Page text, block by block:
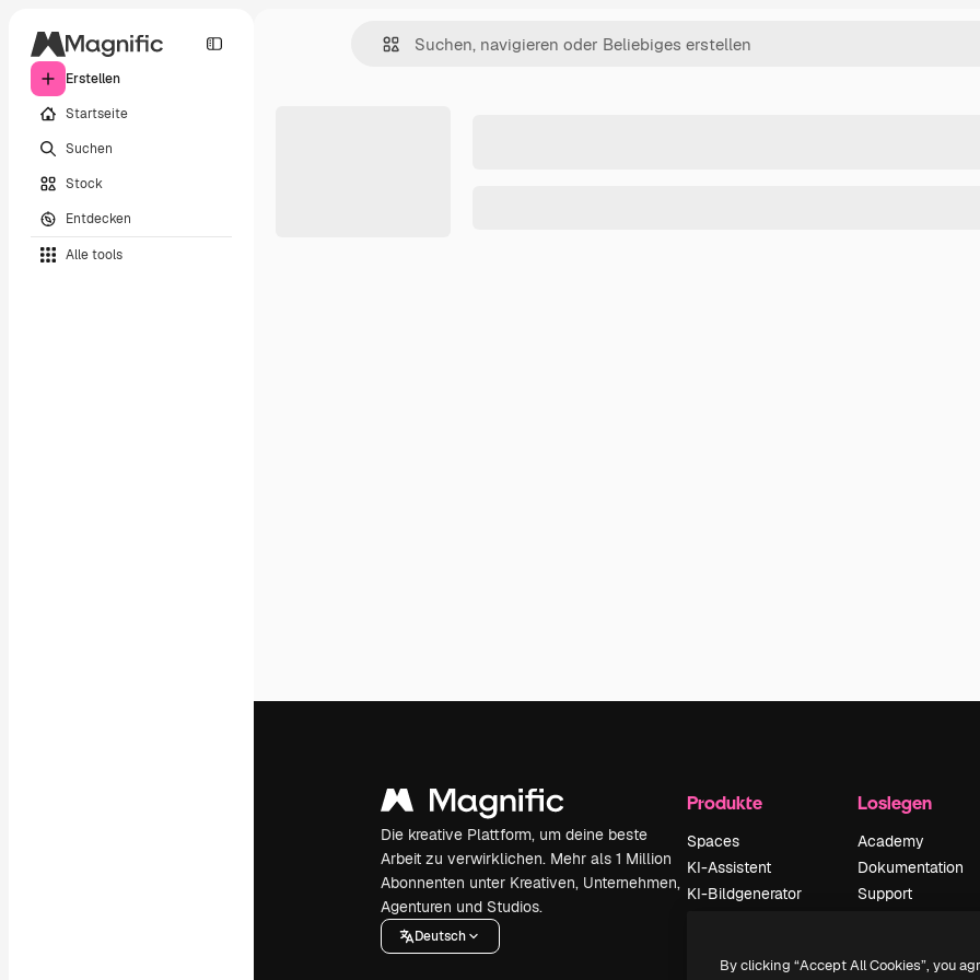
Erstellen
Startseite
Suchen
Stock
Entdecken
Alle tools
Die kreative Plattform, um deine beste
Arbeit zu verwirklichen. Mehr als 1 Million
Abonnenten unter Kreativen, Unternehmen,
Agenturen und Studios.
Deutsch
Produkte
Spaces
KI-Assistent
KI-Bildgenerator
Stimmengenerator
Loslegen
Academy
Dokumentation
Support
Originale Neu
By clicking “Accept All Cookies”, you